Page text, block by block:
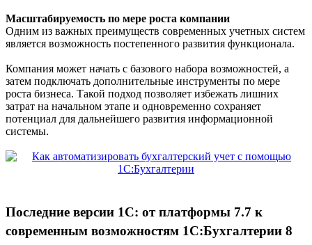
Масштабируемость по мере роста компании
Одним из важных преимуществ современных учетных систем
является возможность постепенного развития функционала.
Компания может начать с базового набора возможностей, а
затем подключать дополнительные инструменты по мере
роста бизнеса. Такой подход позволяет избежать лишних
затрат на начальном этапе и одновременно сохраняет
потенциал для дальнейшего развития информационной
системы.
Последние версии 1С: от платформы 7.7 к
современным возможностям 1С:Бухгалтерии 8